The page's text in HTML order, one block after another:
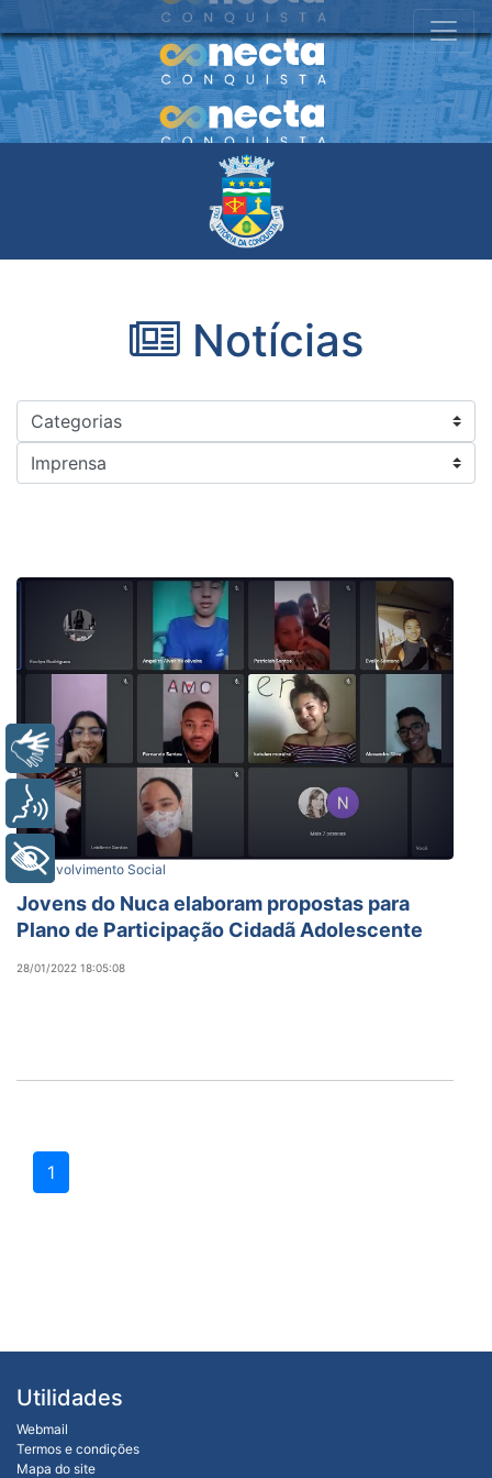
Notícias
Desenvolvimento Social
Jovens do Nuca elaboram propostas para
Plano de Participação Cidadã Adolescente
28/01/2022 18:05:08
1
Utilidades
Webmail
Termos e condições
Mapa do site
Libras
Voz
+ Acessibilidade